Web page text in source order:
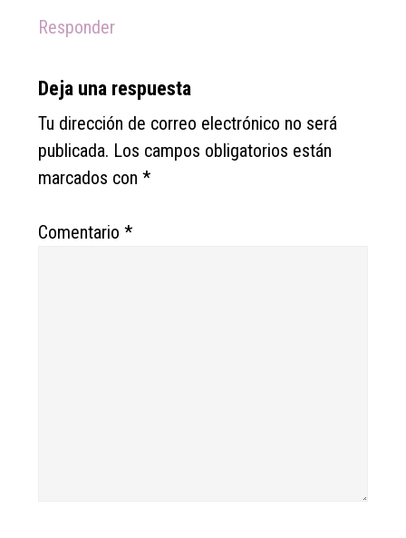
Responder
Deja una respuesta
Tu dirección de correo electrónico no será
publicada. Los campos obligatorios están
marcados con*
Comentario*